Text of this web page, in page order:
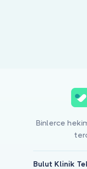
Binlerce
Bulut Klinik